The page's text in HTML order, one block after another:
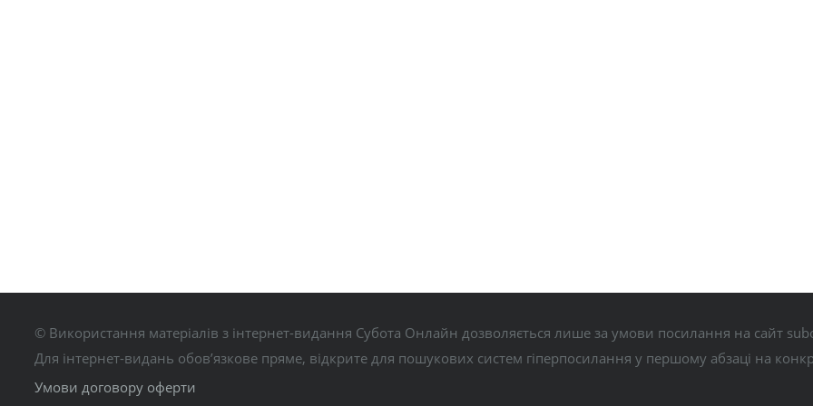
© Використання матеріалів з інтернет-видання Субота Онлайн дозволяється лише за умови посилання на сайт
Для інтернет-видань обов’язкове пряме, відкрите для пошукових систем гіперпосилання у першому абзаці на
Умови договору оферти